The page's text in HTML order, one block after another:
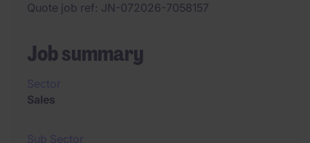
Quote job ref JN-072026-7058157
Job summary
Sales